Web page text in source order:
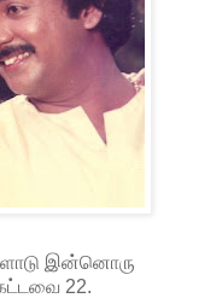
இன்னொரு
22.